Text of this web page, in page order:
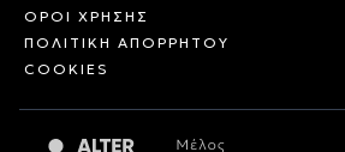
ΟΡΟΙ ΧΡΗΣΗΣ
ΠΟΛΙΤΙΚΗ ΑΠΟΡΡΗΤΟΥ
COOKIES